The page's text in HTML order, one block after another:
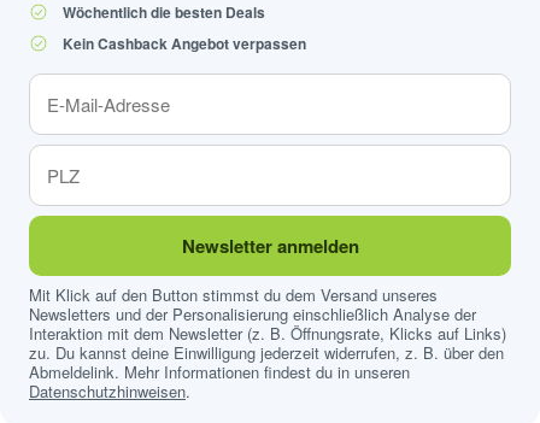
Wöchentlich die besten Deals
Kein Cashback Angebot verpassen
Newsletter anmelden
Mit Klick auf den Button stimmst du dem Versand unseres
Newsletters und der Personalisierung einschließlich Analyse der
Interaktion mit dem Newsletter (z. B. Öffnungsrate, Klicks auf Links)
zu. Du kannst deine Einwilligung jederzeit widerrufen, z. B. über den
Abmeldelink. Mehr Informationen findest du in unseren
Datenschutzhinweisen.